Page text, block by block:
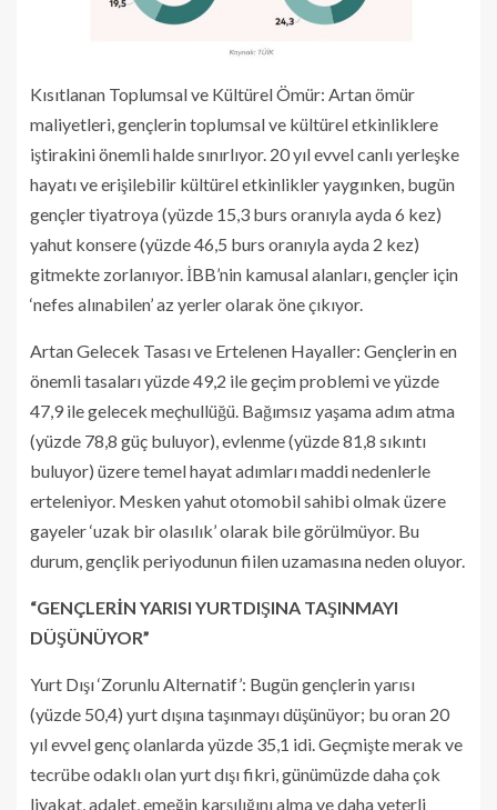
Kısıtlanan Toplumsal ve Kültürel Ömür: Artan ömür
maliyetleri, gençlerin toplumsal ve kültürel etkinliklere
iştirakini önemli halde sınırlıyor. 20 yıl evvel canlı yerleşke
hayatı ve erişilebilir kültürel etkinlikler yaygınken, bugün
gençler tiyatroya (yüzde 15,3 burs oranıyla ayda 6 kez)
yahut konsere (yüzde 46,5 burs oranıyla ayda 2 kez)
gitmekte zorlanıyor. İBB’nin kamusal alanları, gençler için
‘nefes alınabilen’ az yerler olarak öne çıkıyor.
Artan Gelecek Tasası ve Ertelenen Hayaller: Gençlerin en
önemli tasaları yüzde 49,2 ile geçim problemi ve yüzde
47,9 ile gelecek meçhullüğü. Bağımsız yaşama adım atma
(yüzde 78,8 güç buluyor), evlenme (yüzde 81,8 sıkıntı
buluyor) üzere temel hayat adımları maddi nedenlerle
erteleniyor. Mesken yahut otomobil sahibi olmak üzere
gayeler ‘uzak bir olasılık’ olarak bile görülmüyor. Bu
durum, gençlik periyodunun fiilen uzamasına neden oluyor.
“GENÇLERİN YARISI YURTDIŞINA TAŞINMAYI
DÜŞÜNÜYOR”
Yurt Dışı ‘Zorunlu Alternatif’: Bugün gençlerin yarısı
(yüzde 50,4) yurt dışına taşınmayı düşünüyor; bu oran 20
yıl evvel genç olanlarda yüzde 35,1 idi. Geçmişte merak ve
tecrübe odaklı olan yurt dışı fikri, günümüzde daha çok
liyakat, adalet, emeğin karşılığını alma ve daha yeterli